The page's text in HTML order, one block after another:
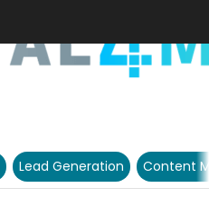
Lead Generation Content